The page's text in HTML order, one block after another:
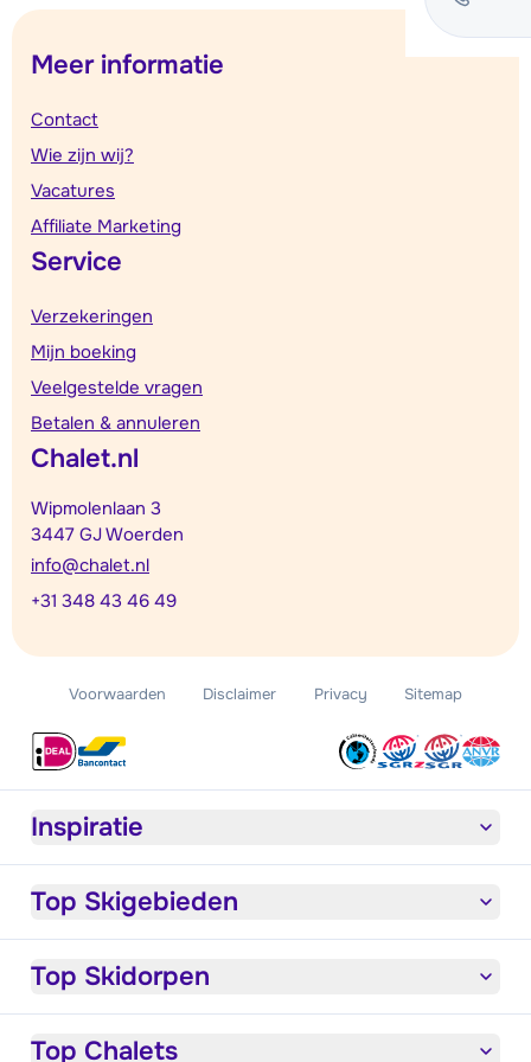
Meer informatie
Contact
Wie zijn wij?
Vacatures
Affiliate Marketing
Service
Verzekeringen
Mijn boeking
Veelgestelde vragen
Betalen & annuleren
Chalet.nl
Wipmolenlaan 3
3447 GJ Woerden
info@chalet.nl
+31 348 43 46 49
Voorwaarden Disclaimer Privacy Sitemap
Inspiratie
Top Skigebieden
Top Skidorpen
Top Chalets